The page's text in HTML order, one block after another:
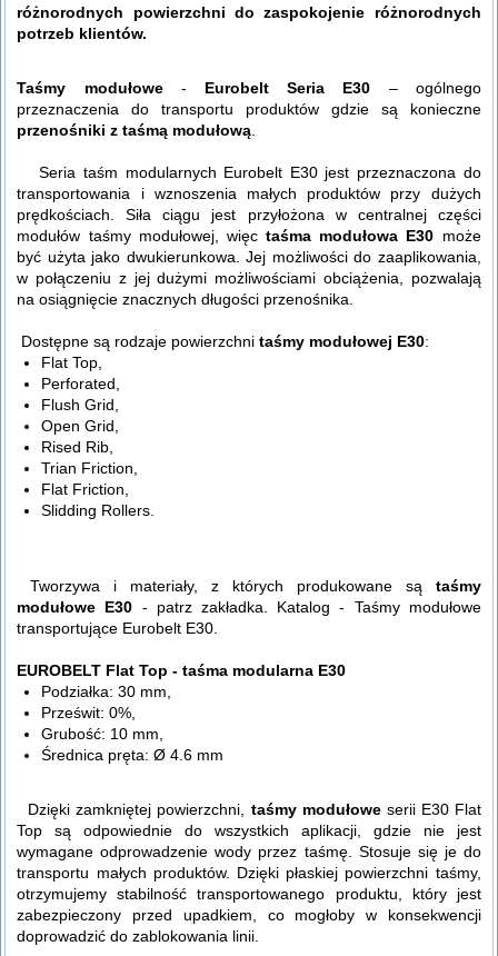
różnorodnych powierzchni do zaspokojenie różnorodnych
potrzeb klientów.
Taśmy modułowe - Eurobelt Seria E30 – ogólnego
przeznaczenia do transportu produktów gdzie są konieczne
przenośniki z taśmą modułową
Seria taśm modularnych Eurobelt E30 jest przeznaczona do
transportowania i wznoszenia małych produktów przy dużych
prędkościach. Siła ciągu jest przyłożona w centralnej części
modułów taśmy modułowej, więctaśma modułowa E30 może
być użyta jako dwukierunkowa. Jej możliwości do zaaplikowania,
w połączeniu z jej dużymi możliwościami obciążenia, pozwalają
na osiągnięcie znacznych długości przenośnika.
Dostępne są rodzaje powierzchnitaśmy modułowej E30:
Flat Top,
Perforated,
Flush Grid,
Open Grid,
Rised Rib,
Trian Friction,
Flat Friction,
Slidding Rollers.
Tworzywa i materiały, z których produkowane są taśmy
modułowe E30 - patrz zakładka. Katalog - Taśmy modułowe
transportujące Eurobelt E30.
EUROBELT Flat Top - taśma modularna E30
Podziałka: 30 mm,
Prześwit: 0%,
Grubość: 10 mm,
Średnica pręta: Ø 4.6 mm
Dzięki zamkniętej powierzchni, taśmy modułoweserii E30 Flat
Top są odpowiednie do wszystkich aplikacji, gdzie nie jest
wymagane odprowadzenie wody przez taśmę. Stosuje się je do
transportu małych produktów. Dzięki płaskiej powierzchni taśmy,
otrzymujemy stabilność transportowanego produktu, który jest
zabezpieczony przed upadkiem, co mogłoby w konsekwencji
doprowadzić do zablokowania linii.